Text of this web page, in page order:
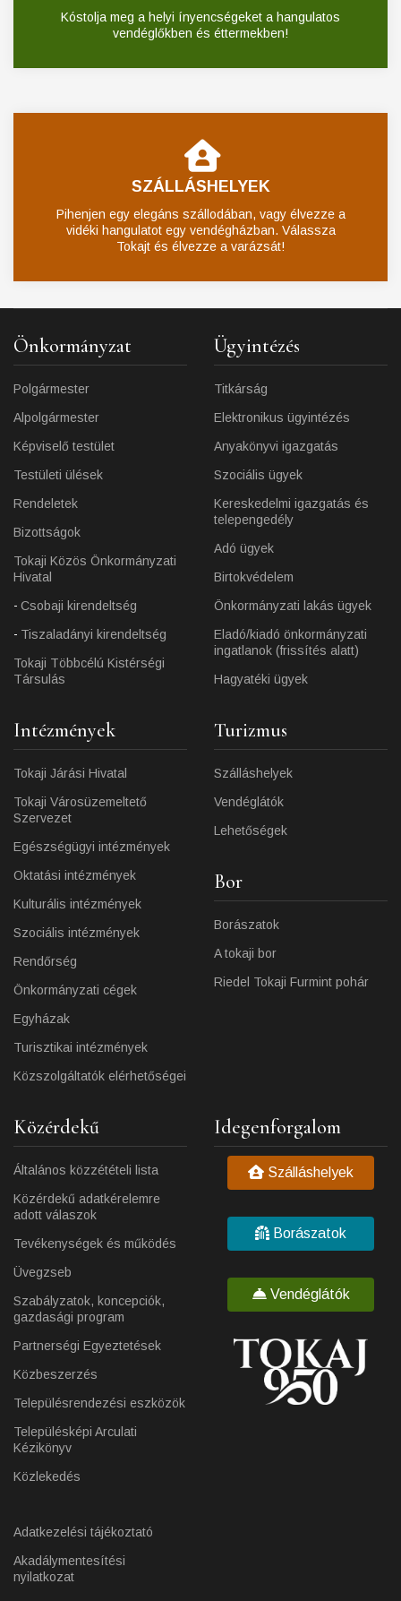
Kóstolja meg a helyi ínyencségeket a hangulatos
vendéglőkben és éttermekben!
SZÁLLÁSHELYEK
Pihenjen egy elegáns szállodában, vagy élvezze a
vidéki hangulatot egy vendégházban. Válassza
Tokajt és élvezze a varázsát!
Önkormányzat
Polgármester
Alpolgármester
Képviselő testület
Testületi ülések
Rendeletek
Bizottságok
Tokaji Közös Önkormányzati
Hivatal
Csobaji kirendeltség
Tiszaladányi kirendeltség
Tokaji Többcélú Kistérségi
Társulás
Ügyintézés
Titkárság
Elektronikus ügyintézés
Anyakönyvi igazgatás
Szociális ügyek
Kereskedelmi igazgatás és
telepengedély
Adó ügyek
Birtokvédelem
Önkormányzati lakás ügyek
Eladó/kiadó önkormányzati
ingatlanok (frissítés alatt)
Hagyatéki ügyek
Intézmények
Tokaji Járási Hivatal
Tokaji Városüzemeltető
Szervezet
Egészségügyi intézmények
Oktatási intézmények
Kulturális intézmények
Szociális intézmények
Rendőrség
Önkormányzati cégek
Egyházak
Turisztikai intézmények
Közszolgáltatók elérhetőségei
Turizmus
Szálláshelyek
Vendéglátók
Lehetőségek
Bor
Borászatok
A tokaji bor
Riedel Tokaji Furmint pohár
Közérdekű
Általános közzétételi lista
Közérdekű adatkérelemre
adott válaszok
Tevékenységek és működés
Üvegzseb
Szabályzatok, koncepciók,
gazdasági program
Partnerségi Egyeztetések
Közbeszerzés
Településrendezési eszközök
Településképi Arculati
Kézikönyv
Közlekedés
Adatkezelési tájékoztató
Akadálymentesítési
nyilatkozat
Idegenforgalom
Szálláshelyek
Borászatok
Vendéglátók